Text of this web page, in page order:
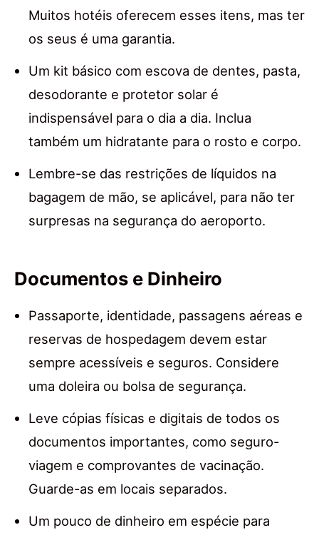
Muitos hotéis oferecem esses itens, mas ter
os seus é uma garantia.
Um kit básico com escova de dentes, pasta,
desodorante e protetor solar é
indispensável para o dia a dia. Inclua
também um hidratante para o rosto e corpo.
Lembre-se das restrições de líquidos na
bagagem de mão, se aplicável, para não ter
surpresas na segurança do aeroporto.
Documentos e Dinheiro
Passaporte, identidade, passagens aéreas e
reservas de hospedagem devem estar
sempre acessíveis e seguros. Considere
uma doleira ou bolsa de segurança.
Leve cópias físicas e digitais de todos os
documentos importantes, como seguro-
viagem e comprovantes de vacinação.
Guarde-as em locais separados.
Um pouco de dinheiro em espécie para